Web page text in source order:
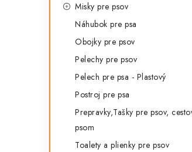
Misky pre psov
Náhubok pre psa
Obojky pre psov
Pelechy pre psov
Pelech pre psa - Plastový
Postroj pre psa
Prepravky,Tašky pre psov,
psom
Toalety a plienky pre psov